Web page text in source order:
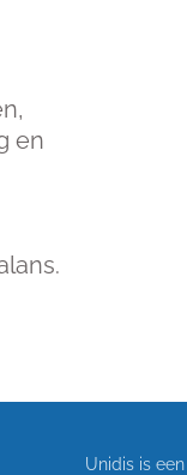
en
Unidis is